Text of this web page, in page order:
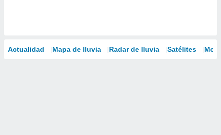
Actualidad Mapa de lluvia Radar de lluvia Satélites